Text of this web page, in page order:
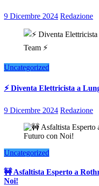
9 Dicembre 2024 Redazione
Uncategorized
⚡ Diventa Elettricista a
9 Dicembre 2024 Redazione
Uncategorized
🚧 Asfaltista Esperto a
Noi!